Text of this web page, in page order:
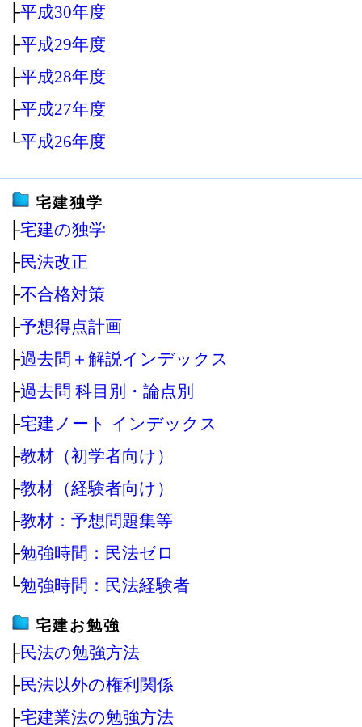
├平成30年度
├平成29年度
├平成28年度
├平成27年度
└平成26年度
宅建独学
├宅建の独学
├民法改正
├不合格対策
├予想得点計画
├過去問＋解説インデックス
├過去問 科目別・論点別
├宅建ノート インデックス
├教材（初学者向け）
├教材（経験者向け）
├教材：予想問題集等
├勉強時間：民法ゼロ
└勉強時間：民法経験者
宅建お勉強
├民法の勉強方法
├民法以外の権利関係
├宅建業法の勉強方法